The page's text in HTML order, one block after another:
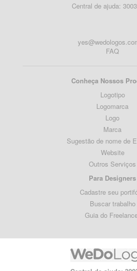
Central de ajuda:
FAQ
Conheça Nossos
Logotipo
Logomarca
Logo
Marca
Sugestão de nome de
Website
Outros Serviços
Para Designers
Cadastre seu
Buscar trabalho
Guia do